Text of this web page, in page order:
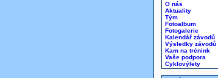
O nás
Aktuality
Tým
Fotoalbum
Fotogalerie
Kalendář závodů
Výsledky závodů
Kam na trénink
Vaše podpora
Cyklovýlety